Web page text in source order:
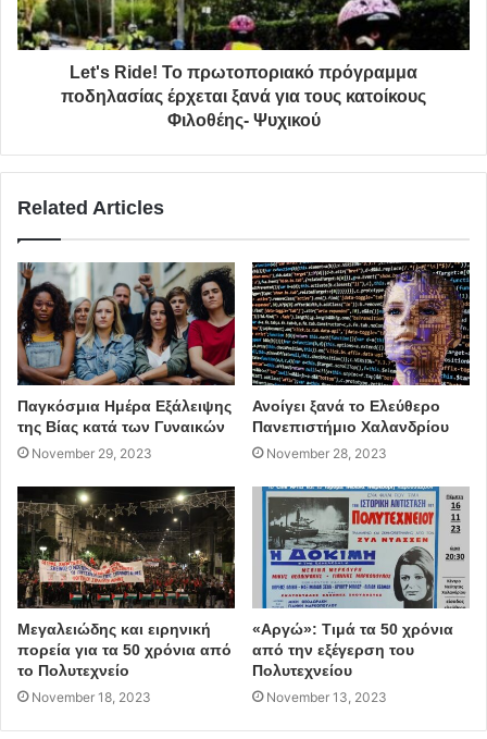
ασφαλείαςγια τους
συμμετέχοντες, λόγω της πανδημίας, και με περιορισμένο
αριθμό μαθητών.
Στόχος της όπως εξηγεί η αντιδήμαρχος Τεχνικών
Υπηρεσιών Έλενα Χριστούλη να
ευαισθητοποιήσει μαθητές, γονείς και οδηγούς για την
δρόμους γύρω από τα σχολεία της πόλης.
«Η αρμονική συμβίωση πεζών και οχημάτων στις
σύγχρονες πόλεις παραμένει
ζητούμενο. Είναι πολύ περισσότερα αυτά που
σχεδιάζονται και θα υλοποιηθούν στο
Χαλάνδρι στο πλαίσιο της εφαρμογής του Σχεδίου
Βιώσιμης Αστικής Κινητικότητας
(ΣΒΑΚ) που ψηφίσαμε το 2019. Η δράση της δημιουργίας
πολύχρωμων διαβάσεων
από μαθητές για μαθητές έξω από τα σχολεία του Δήμου,
Let's Ride! Το πρωτοποριακό πρόγραμμα
ποδηλασίας έρχεται ξανά για τους κατοίκους
Φιλοθέης- Ψυχικού
Related Articles
Παγκόσμια Ημέρα Εξάλειψης
της Βίας κατά των Γυναικών
November 29, 2023
Ανοίγει ξανά το Ελεύθερο
Πανεπιστήμιο Χαλανδρίου
November 28, 2023
Μεγαλειώδης και ειρηνική
πορεία για τα 50 χρόνια από
το Πολυτεχνείο
November 18, 2023
«Αργώ»: Τιμά τα 50 χρόνια
από την εξέγερση του
Πολυτεχνείου
November 13, 2023